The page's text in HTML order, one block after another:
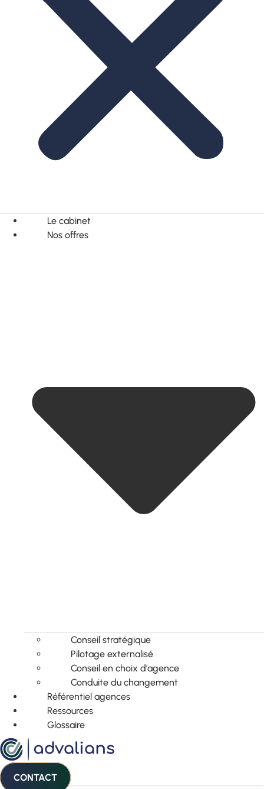
Le cabinet
Nos offres
Conseil stratégique
Pilotage externalisé
Conseil en choix d’agence
Conduite du changement
Référentiel agences
Ressources
Glossaire
CONTACT